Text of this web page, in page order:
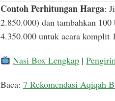
Contoh Perhitungan Harga:
2.850.000) dan tambahkan
4.350.000 untuk acara komplit
Nasi Box Lengkap |
Baca: 7 Rekomendasi Aqiqah